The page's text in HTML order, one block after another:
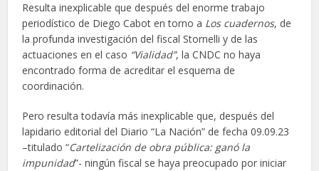
Resulta inexplicable que después del enorme trabajo
periodístico de Diego Cabot en torno a Los cuadernos, de
la profunda investigación del fiscal Stornelli y de las
actuaciones en el caso “Vialidad”, la CNDC no haya
encontrado forma de acreditar el esquema de
coordinación.
Pero resulta todavía más inexplicable que, después del
lapidario editorial del Diario “La Nación” de fecha 09.09.23
–titulado “Cartelización de obra pública: ganó la
impunidad”- ningún fiscal se haya preocupado por iniciar